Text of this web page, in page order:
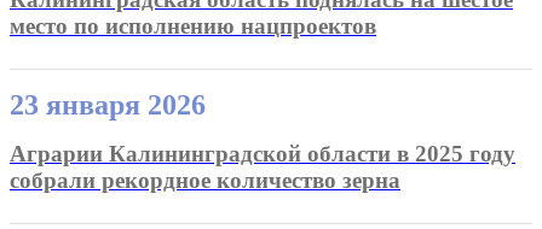
место по исполнению нацпроектов
23 января 2026
Аграрии Калининградской области в 2025 году
собрали рекордное количество зерна